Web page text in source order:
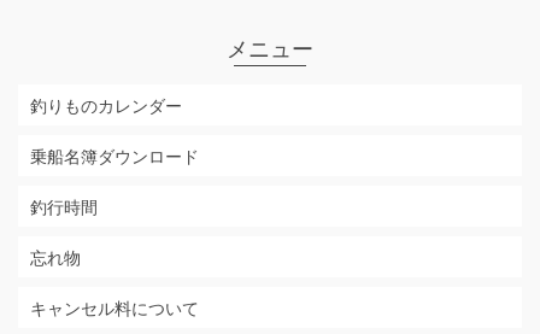
メニュー
釣りものカレンダー
乗船名簿ダウンロード
釣行時間
忘れ物
キャンセル料について